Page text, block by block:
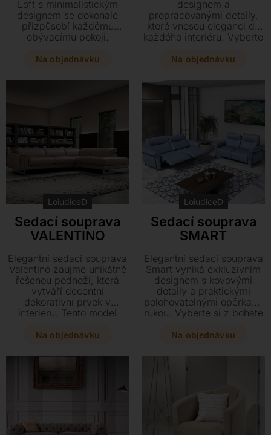
Loft s minimalistickým
designem se dokonale
přizpůsobí každému
obývacímu pokoji.
relaxaci s možností
praktickým stolkem s
kůží či látek a sestavte si
soupravu přesně podle
svých představ.
Na objednávku
designem a
propracovanými detaily,
které vnesou eleganci do
každého interiéru. Vyberte
potahů nebo pravé kůže a
provedení podnože přesně
jedinečná pohovka s
konstrukcí ze dřeva a
výplní z polyuretanové
pěny se stane
nepřehlédnutelným prvkem
vašeho domova.
Na objednávku
LoiudiceD
Sedací souprava
VALENTINO
Elegantní sedací souprava
Valentino zaujme unikátně
řešenou podnoží, která
vytváří decentní
dekorativní prvek v
interiéru. Tento model
díky výplni z
dispozici v široké škále
rozměrů a provedení
Na objednávku
LoiudiceD
Sedací souprava
SMART
Elegantní sedací souprava
Smart vyniká exkluzivním
designem s kovovými
detaily a praktickými
polohovatelnými opěrkami
rukou. Vyberte si z bohaté
nebo pravé kůže a
provedení přesně podle
výsuvem na nohy.
Na objednávku